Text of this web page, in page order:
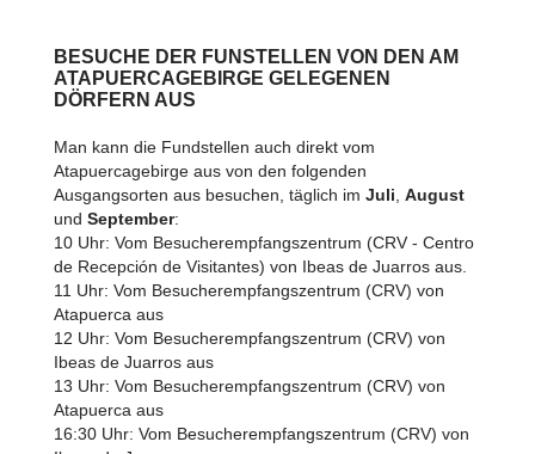
BESUCHE DER FUNSTELLEN VON DEN AM
ATAPUERCAGEBIRGE GELEGENEN
DÖRFERN AUS
Man kann die Fundstellen auch direkt vom
Atapuercagebirge aus von den folgenden
Ausgangsorten aus besuchen, täglich im Juli August
und September:
10 Uhr: Vom Besucherempfangszentrum (CRV - Centro
de Recepción de Visitantes) von Ibeas de Juarros aus.
11 Uhr: Vom Besucherempfangszentrum (CRV) von
Atapuerca aus
12 Uhr: Vom Besucherempfangszentrum (CRV) von
Ibeas de Juarros aus
13 Uhr: Vom Besucherempfangszentrum (CRV) von
Atapuerca aus
16:30 Uhr: Vom Besucherempfangszentrum (CRV) von